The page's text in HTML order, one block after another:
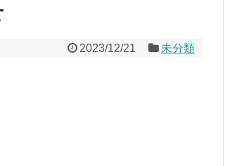
2023/12/21 未分類